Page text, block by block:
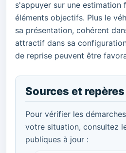
s'appuyer sur une estimation
éléments objectifs. Plus le
sa présentation, cohérent
attractif dans sa
de reprise peuvent être
Sources et
Pour vérifier les
votre situation, consultez
publiques à jour :